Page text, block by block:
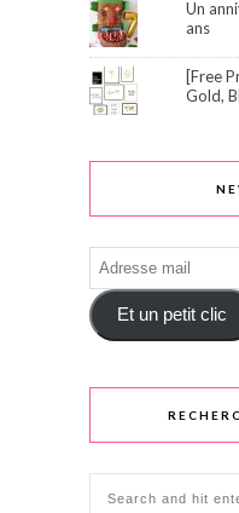
Un
ans
[Free
Gold,
Adresse
mail
Et un petit clic